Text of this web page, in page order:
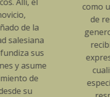
como una actitud
generosa al don
recibido, y se
expresa en una
cualificación
específica para